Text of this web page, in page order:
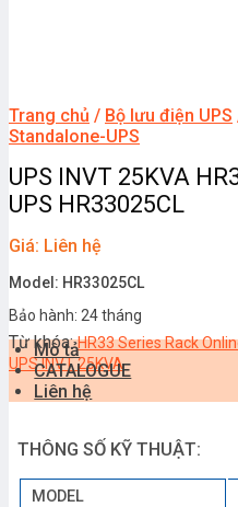
Trang chủ / Bộ lưu điện UPS
Standalone-UPS
UPS INVT 25KVA
UPS HR33025CL
Giá: Liên hệ
Model: HR33025CL
Bảo hành: 24 tháng
Từ khóa:HR33 Series Rack
UPS INVT 25KVA
Mô tả
CATALOGUE
Liên hệ
THÔNG SỐ KỸ THUẬT:
MODEL